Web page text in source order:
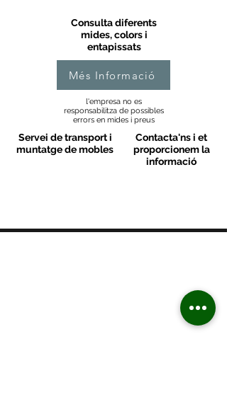
Consulta diferents
mides, colors i
entapissats
Més Informació
l'empresa no es
responsabilitza de possibles
errors en mides i preus
Servei de transport i
muntatge de mobles
Contacta'ns i et
proporcionem la
informació